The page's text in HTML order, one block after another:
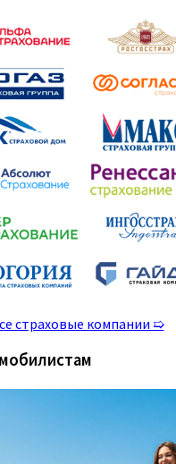
страховые компании ➯